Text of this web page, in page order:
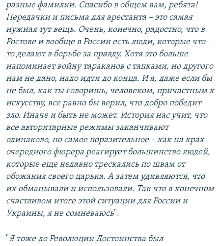
разные фамилии. Спасибо в общем вам, ребята!
Передачки и письма для арестанта – это самая
нужная тут вещь. Очень, конечно, радостно, что в
Ростове и вообще в России есть люди, которые что-
то делают в борьбе за правду. Хотя это больше
напоминает войну тараканов с тапками, но другого
нам не дано, надо идти до конца. И я, даже если бы
не был, как ты говоришь, человеком, причастным к
искусству, все равно бы верил, что добро победит
зло. Иначе и быть не может. История нас учит, что
все авторитарные режимы заканчивают
одинаково, но самое поразительное – как на крах
очередного фюрера реагирует большинство людей,
которые еще недавно трескались по швам от
обожания своего царька. А затем удивляются, что
их обманывали и использовали. Так что в конечном
счастливом итоге этой ситуации для России и
Украины, я не сомневаюсь".
"Я тоже до Революции Достоинства был